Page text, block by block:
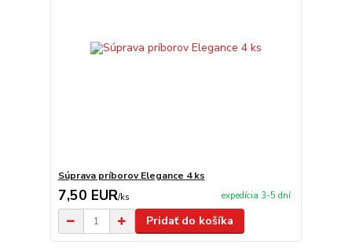
Súprava príborov Elegance 4 ks
7,50 EUR/ks expedícia 3-5 dní
Pridať do košíka